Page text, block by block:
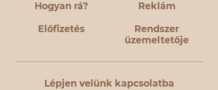
Hogyan rá? Reklám
Előfizetés
Rendszer
üzemeltetője
Lépjen velünk kapcsolatba